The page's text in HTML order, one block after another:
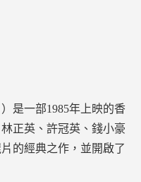
是一部1985年上映的香
正英、許冠英、錢小豪
的經典之作，並開啟了